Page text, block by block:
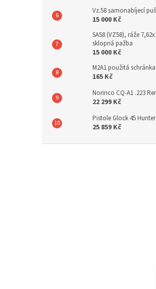
Vz.58 samonabíjecí
15 000 Kč
SA58 (VZ58), ráže
sklopná pažba
15 000 Kč
M2A1 použitá schránka
165 Kč
Norinco CQ-A1 .223
22 299 Kč
Pistole Glock 45
25 859 Kč